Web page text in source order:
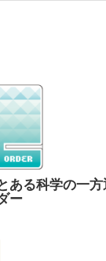
ある科学の一
ー